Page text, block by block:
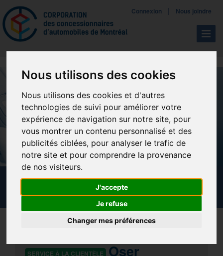
Nous utilisons des cookies
Nous utilisons des cookies et d'autres
technologies de suivi pour améliorer votre
expérience de navigation sur notre site, pour
vous montrer un contenu personnalisé et des
publicités ciblées, pour analyser le trafic de
notre site et pour comprendre la provenance
de nos visiteurs.
J'accepte
Je refuse
Changer mes préférences
Mettreà jour vos préférences de témoins
Connexion Nous joindre
CALENDRIER DES FORMATIONS
SERVICE À LA CLIENTÈLE Oser